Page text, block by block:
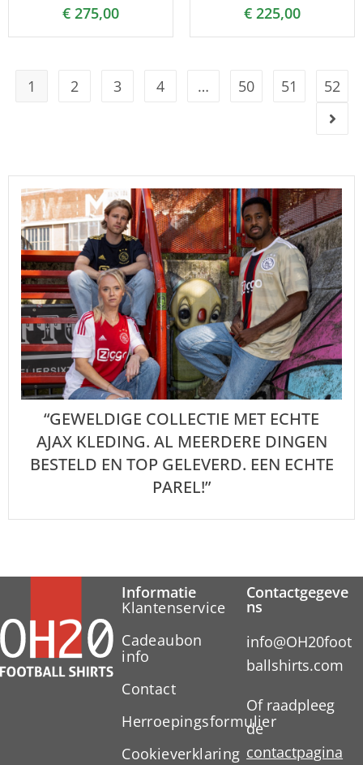
€ 275,00 € 225,00
1 2 3 4 … 50 51 52
“GEWELDIGE COLLECTIE MET ECHTE
AJAX KLEDING. AL MEERDERE DINGEN
BESTELD EN TOP GELEVERD. EEN ECHTE
PAREL!”
Informatie
Klantenservice
Cadeaubon
info
Contact
Herroepingsformulier
Cookieverklaring
Contactgegeve
ns
info@OH20foot
ballshirts.com
Of raadpleeg
de
contactpagina